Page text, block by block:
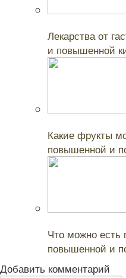
Лекарства от
и повышенной
Какие фрукты
повышенной и
Что можно есть
повышенной и
Добавить комментарий